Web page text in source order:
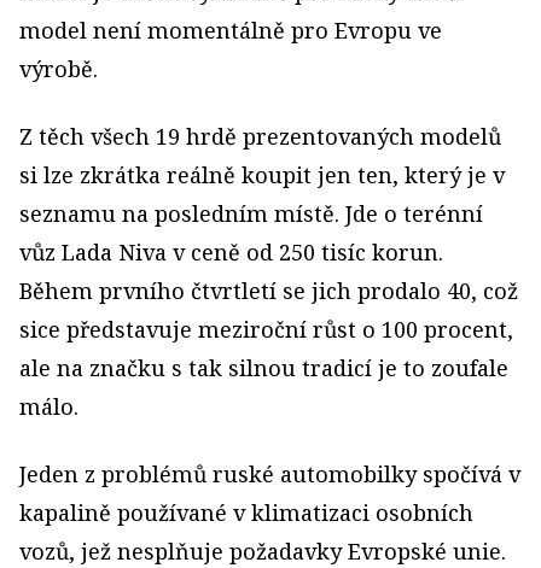
model není momentálně pro Evropu ve
výrobě.
Z těch všech 19 hrdě prezentovaných modelů
si lze zkrátka reálně koupit jen ten, který je v
seznamu na posledním místě. Jde o terénní
vůz Lada Niva v ceně od 250 tisíc korun.
Během prvního čtvrtletí se jich prodalo 40, což
sice představuje meziroční růst o 100 procent,
ale na značku s tak silnou tradicí je to zoufale
málo.
Jeden z problémů ruské automobilky spočívá v
kapalině používané v klimatizaci osobních
vozů, jež nesplňuje požadavky Evropské unie.